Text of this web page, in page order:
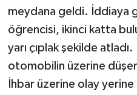
meydana geldi. İddiaya
öğrencisi, ikinci katta
yarı çıplak şekilde
otomobilin üzerine
İhbar üzerine olay